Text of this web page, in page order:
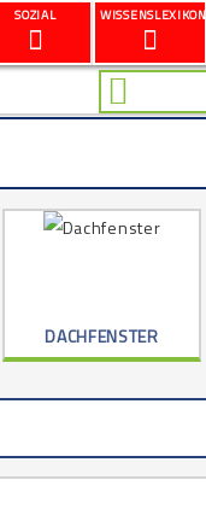
SOZIAL WISSENSLEXIKON
DACHFENSTER